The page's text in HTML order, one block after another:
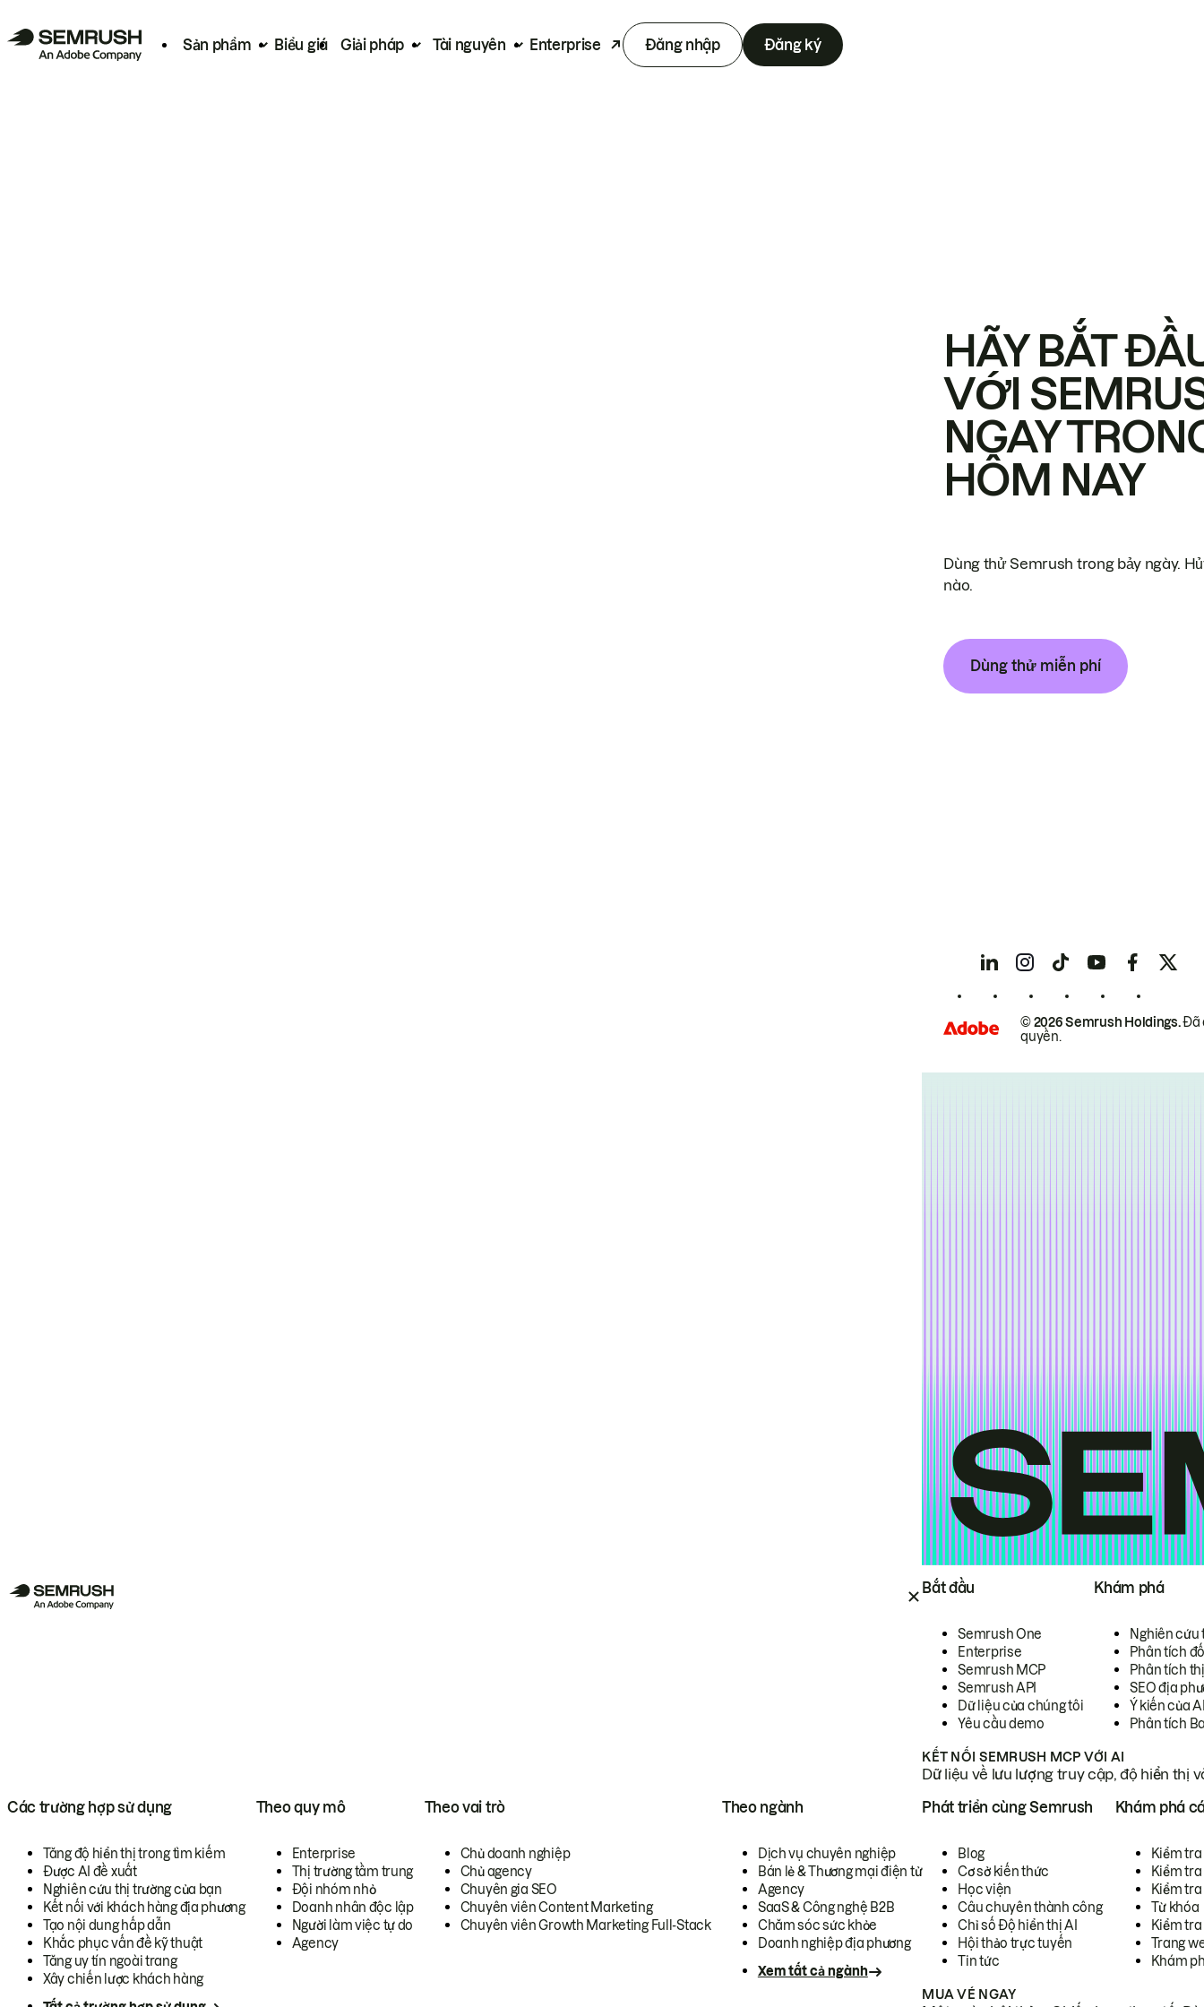
Sản phẩm Biểu giá Giải pháp Tài nguyên Enterprise Đăng nhập Đăng ký
Bắt đầu
Semrush One
Enterprise
Semrush MCP
Semrush API
Dữ liệu của chúng tôi
Yêu cầu demo
Khám phá
Nghiên cứu
Phân tích
Phân tích
SEO địa
Ý kiến của
Phân tích
KẾT NỐI SEMRUSH MCP VỚI AI
Dữ liệu về lưu lượng truy cập, độ hiển thị
Các trường hợp sử dụng
Tăng độ hiển thị trong tìm kiếm
Được AI đề xuất
Nghiên cứu thị trường của bạn
Kết nối với khách hàng địa phương
Tạo nội dung hấp dẫn
Khắc phục vấn đề kỹ thuật
Tăng uy tín ngoài trang
Xây chiến lược khách hàng
Theo quy mô
Enterprise
Thị trường tầm trung
Đội nhóm nhỏ
Doanh nhân độc lập
Người làm việc tự do
Agency
Theo vai trò
Chủ doanh nghiệp
Chủ agency
Chuyên gia SEO
Chuyên viên Content Marketing
Chuyên viên Growth Marketing Full-Stack
Theo ngành
Dịch vụ chuyên nghiệp
Bán lẻ & Thương mại điện tử
Agency
SaaS & Công nghệ B2B
Chăm sóc sức khỏe
Doanh nghiệp địa phương
Xem tất cả ngành
Phát triển cùng Semrush
Blog
Cơ sở kiến thức
Học viện
Câu chuyên thành công
Chỉ số Độ hiển thị AI
Hội thảo trực tuyến
Tin tức
Khám phá
Kiểm
Kiểm tra
Kiểm
Từ khóa
Kiểm
Trang
Khám
MUA VÉ NGAY
HÃY BẮT
VỚI
NGAY
HÔM NAY
Dùng thử Semrush trong bảy ngày.
nào.
Dùng thử miễn phí
© 2026 Semrush Holdings.Đã
quyền.